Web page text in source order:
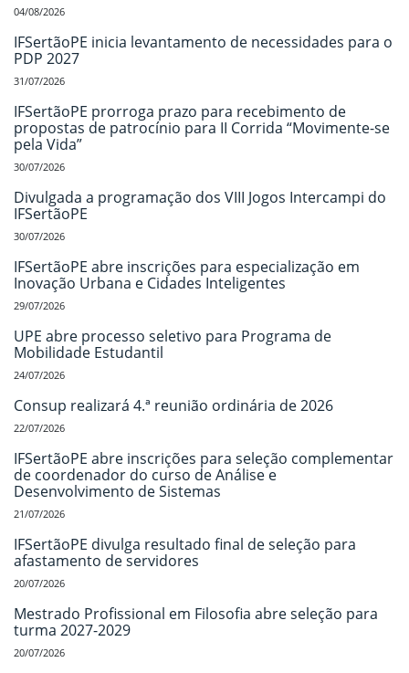
04/08/2026
IFSertãoPE inicia levantamento de necessidades para o
PDP 2027
31/07/2026
IFSertãoPE prorroga prazo para recebimento de
propostas de patrocínio para II Corrida “Movimente-se
pela Vida”
30/07/2026
Divulgada a programação dos VIII Jogos Intercampi do
IFSertãoPE
30/07/2026
IFSertãoPE abre inscrições para especialização em
Inovação Urbana e Cidades Inteligentes
29/07/2026
UPE abre processo seletivo para Programa de
Mobilidade Estudantil
24/07/2026
Consup realizará 4.ª reunião ordinária de 2026
22/07/2026
IFSertãoPE abre inscrições para seleção complementar
de coordenador do curso de Análise e
Desenvolvimento de Sistemas
21/07/2026
IFSertãoPE divulga resultado final de seleção para
afastamento de servidores
20/07/2026
Mestrado Profissional em Filosofia abre seleção para
turma 2027-2029
20/07/2026